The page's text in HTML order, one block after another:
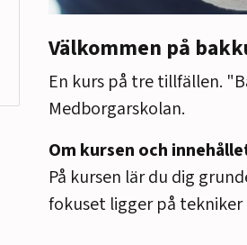
Välkommen på
En kurs på tre tillfällen.
Medborgarskolan.
Om kursen och
På kursen lär du dig
fokuset ligger på